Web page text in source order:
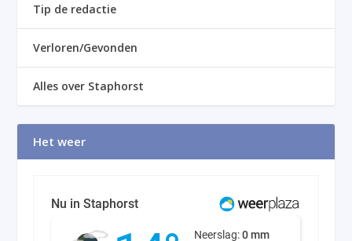
Tip de redactie
Verloren/Gevonden
Alles over Staphorst
Het weer